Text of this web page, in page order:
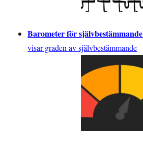
Barometer för självbestämmande
visar graden av självbestämmande